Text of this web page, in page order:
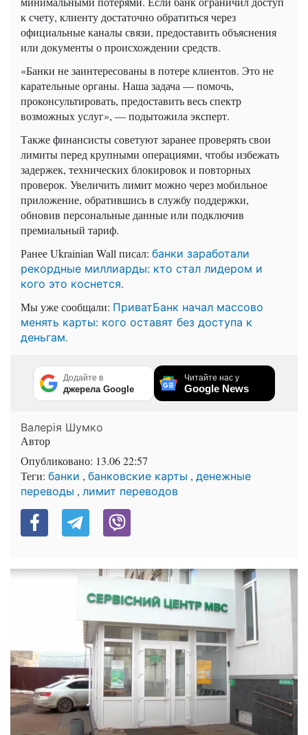
к счету, клиенту достаточно обратиться через
официальные каналы связи, предоставить объяснения
или документы о происхождении средств.
«Банки не заинтересованы в потере клиентов. Это не
карательные органы. Наша задача — помочь,
проконсультировать, предоставить весь спектр
возможных услуг», — подытожила эксперт.
Также финансисты советуют заранее проверять свои
лимиты перед крупными операциями, чтобы избежать
задержек, технических блокировок и повторных
проверок. Увеличить лимит можно через мобильное
приложение, обратившись в службу поддержки,
обновив персональные данные или подключив
премиальный тариф.
Ранее Ukrainian Wall писал: банки заработали
рекордные миллиарды: кто стал лидером и
кого это коснется.
Мы уже сообщали: ПриватБанк начал массово
менять карты: кого оставят без доступа к
деньгам.
Додайте в
джерела Google
Читайте нас у
Google News
Валерія Шумко
Автор
Опубликовано: 13.06 22:57
Теги: банки , банковские карты , денежные
переводы , лимит переводов